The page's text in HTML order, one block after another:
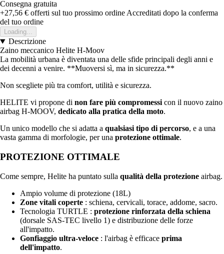
Consegna gratuita
+27,56 € offerti sul tuo prossimo ordine Accreditati dopo la conferma
del tuo ordine
Loading...
Descrizione
Zaino meccanico Helite H-Moov
La mobilità urbana è diventata una delle sfide principali degli anni e
dei decenni a venire. **Muoversi sì, ma in sicurezza.**
Non scegliete più tra comfort, utilità e sicurezza.
HELITE vi propone di non fare più compromessi con il nuovo zaino
airbag H-MOOV, dedicato alla pratica della moto.
Un unico modello che si adatta a qualsiasi tipo di percorso, e a una
vasta gamma di morfologie, per una protezione ottimale.
PROTEZIONE OTTIMALE
Come sempre, Helite ha puntato sulla qualità della protezione airbag.
Ampio volume di protezione (18L)
Zone vitali coperte : schiena, cervicali, torace, addome, sacro.
Tecnologia TURTLE : protezione rinforzata della schiena
(dorsale SAS-TEC livello 1) e distribuzione delle forze
all'impatto.
Gonfiaggio ultra-veloce : l'airbag è efficace prima
dell'impatto.